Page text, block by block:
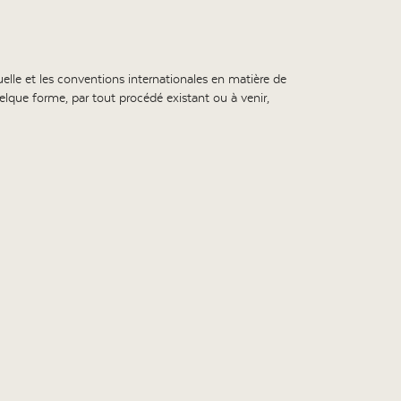
et les conventions internationales en matière de
forme, par tout procédé existant ou à venir,